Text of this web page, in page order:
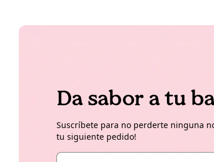
Da sabor a tu
Suscríbete para no perderte ninguna
tu siguiente pedido!